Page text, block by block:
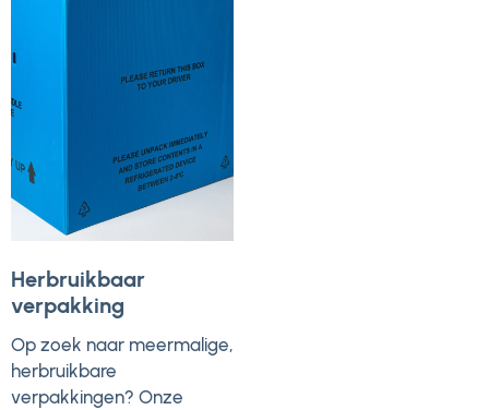
Herbruikbaar
verpakking
Op zoek naar meermalige,
herbruikbare
verpakkingen? Onze